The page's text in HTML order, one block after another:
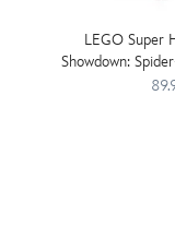
LEGO Super
Showdown: